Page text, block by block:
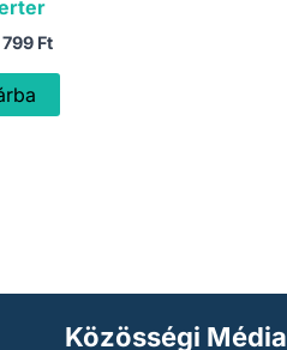
Original
was:
990 Ft.
799 FtCurrent
Közösségi Média